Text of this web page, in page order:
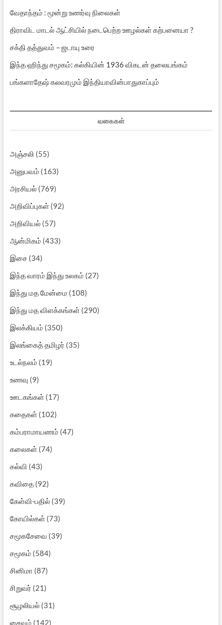
வேதாந்தம் : மூன்று உணர்வு நிலைகள்
திராவிட மாடல் ஆட்சியில் நடைபெற்ற ஊழல்கள் கற்பனையா ?
சக்தி தத்துவம் – ஜடாயு உரை
இந்த ஹிந்து சமூகம்: கல்கியின் 1936 விகடன் தலையங்கம்
பங்களாதேஷ் கலவரமும் இந்தியாவின்பாதுகாப்பும்
வகைகள்
அஞ்சலி (55)
அனுபவம் (163)
அரசியல்(769)
அறிவிப்புகள்(92)
அறிவியல்(57)
ஆன்மிகம் (433)
இசை(34)
இந்த வாரம் இந்து உலகம் (27)
இந்து மத மேன்மை (108)
இந்து மத விளக்கங்கள்(290)
இலக்கியம் (350)
இலங்கைத் தமிழர் (35)
உடல்நலம் (19)
உணவு (9)
ஊடகங்கள்(17)
கதைகள்(102)
கம்பராமாயணம் (47)
கலைகள்(74)
கல்வி (43)
கவிதை(92)
கேள்வி-பதில்(39)
கோயில்கள்(73)
சமூகசேவை (39)
சமூகம் (584)
சினிமா (87)
சிறுவர் (21)
சூழலியல்(31)
சைவம் (142)